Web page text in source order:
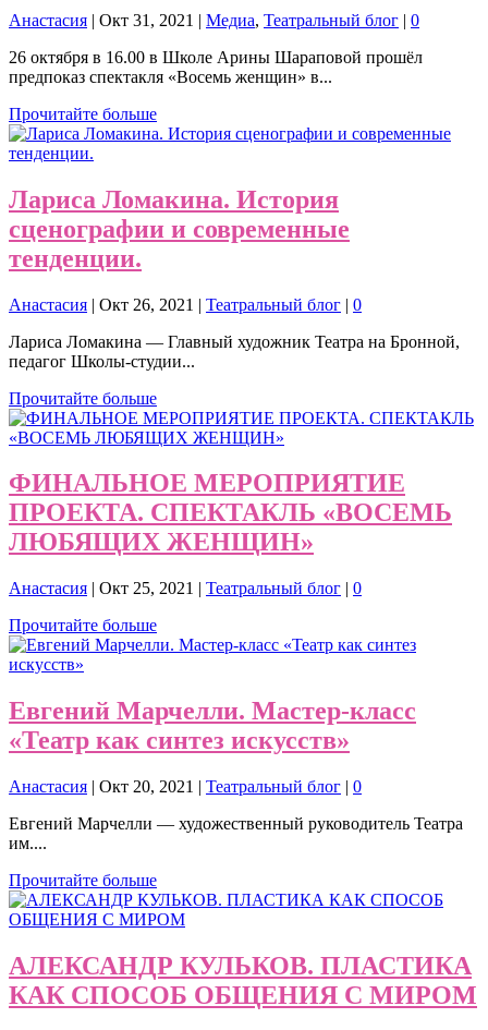
Анастасия | Окт 31, 2021 | Медиа, Театральный блог | 0
26 октября в 16.00 в Школе Арины Шараповой прошёл
предпоказ спектакля «Восемь женщин» в...
Прочитайте больше
Лариса Ломакина. История
сценографии и современные
тенденции.
Анастасия | Окт 26, 2021 | Театральный блог | 0
Лариса Ломакина — Главный художник Театра на Бронной,
педагог Школы-студии...
Прочитайте больше
ФИНАЛЬНОЕ МЕРОПРИЯТИЕ
ПРОЕКТА. СПЕКТАКЛЬ «ВОСЕМЬ
ЛЮБЯЩИХ ЖЕНЩИН»
Анастасия | Окт 25, 2021 | Театральный блог | 0
Прочитайте больше
Евгений Марчелли. Мастер-класс
«Театр как синтез искусств»
Анастасия | Окт 20, 2021 | Театральный блог | 0
Евгений Марчелли — художественный руководитель Театра
им....
Прочитайте больше
АЛЕКСАНДР КУЛЬКОВ. ПЛАСТИКА
КАК СПОСОБ ОБЩЕНИЯ С МИРОМ